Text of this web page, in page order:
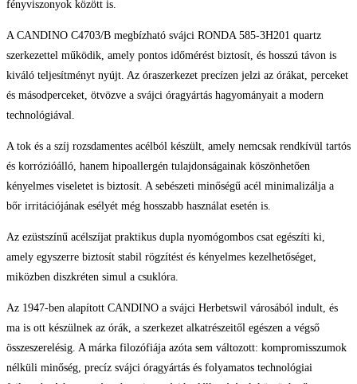
leolvashatóságot, csökkentve a zavaró fényvisszaverődéseket erős
fényviszonyok között is.
A CANDINO C4703/B megbízható svájci RONDA 585-3H201 quartz
szerkezettel működik, amely pontos időmérést biztosít, és hosszú távon is
kiváló teljesítményt nyújt. Az óraszerkezet precízen jelzi az órákat, perceket
és másodperceket, ötvözve a svájci óragyártás hagyományait a modern
technológiával.
A tok és a szíj rozsdamentes acélból készült, amely nemcsak rendkívül tartós
és korrózióálló, hanem hipoallergén tulajdonságainak köszönhetően
kényelmes viseletet is biztosít. A sebészeti minőségű acél minimalizálja a
bőr irritációjának esélyét még hosszabb használat esetén is.
Az ezüstszínű acélszíjat praktikus dupla nyomógombos csat egészíti ki,
miközben diszkréten simul a csuklóra.
Az 1947-ben alapított CANDINO a svájci Herbetswil városából indult, és
ma is ott készülnek az órák, a szerkezet alkatrészeitől egészen a végső
összeszerelésig. A márka filozófiája azóta sem változott: kompromisszumok